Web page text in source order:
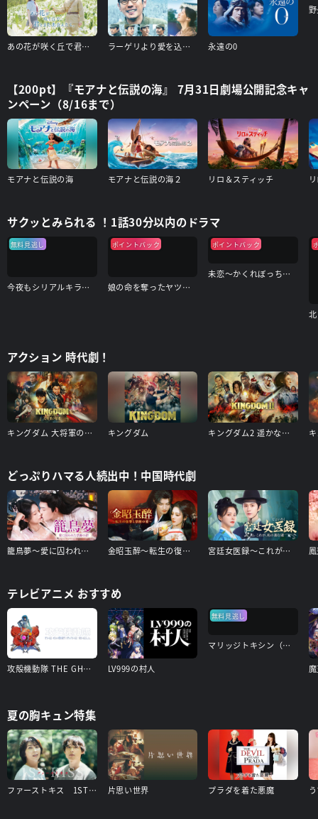
あの花が咲く丘で君とまた出会えたら ラーゲリより愛を込めて 永遠の0
【200pt】『モアナと伝説の海』 7月31日劇場公開記念キャ
ンペーン（8/16まで）
モアナと伝説の海 モアナと伝説の海２ リロ＆スティッチ
サクッとみられる ！1話30分以内のドラマ
無料見逃し
今夜もシリアルキラーと待ち合わせ
ポイントバック
娘の命を奪ったヤツを殺すのは罪ですか？
ポイントバック
未恋～かくれぼっちたち～
アクション 時代劇！
キングダム 大将軍の帰還 キングダム キングダム2 遥かなる大地へ
どっぷりハマる人続出中！中国時代劇
籠鳥夢～愛に囚われた禁断の絆～ 金昭玉醉～転生の復讐と禁断の愛～ 宮廷女医録～これが、私の進む道～
テレビアニメ おすすめ
攻殻機動隊 THE GHOST IN THE SHELL LV999の村人
無料見逃し
マリッジトキシン（見逃し配信）
夏の胸キュン特集
ファーストキス 1ST KISS 片思い世界 プラダを着た悪魔